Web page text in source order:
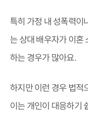
특히 가정 내 성폭력이
는 상대 배우자가 이혼
하는 경우가 많아요.
하지만 이런 경우 법적
이는 개인이 대응하기